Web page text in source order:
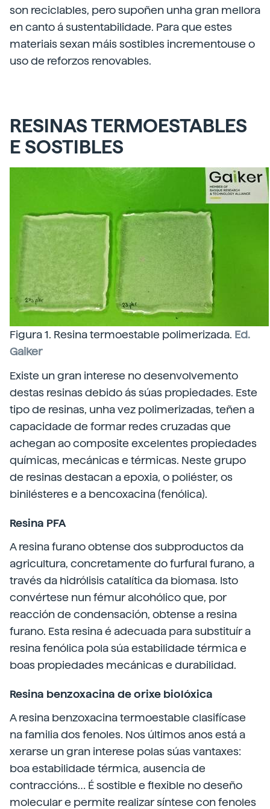
son reciclables, pero supoñen unha gran mellora
en canto á sustentabilidade. Para que estes
materiais sexan máis sostibles incrementouse o
uso de reforzos renovables.
RESINAS TERMOESTABLES
E SOSTIBLES
Figura 1. Resina termoestable polimerizada. Ed.
Gaiker
Existe un gran interese no desenvolvemento
destas resinas debido ás súas propiedades. Este
tipo de resinas, unha vez polimerizadas, teñen a
capacidade de formar redes cruzadas que
achegan ao composite excelentes propiedades
químicas, mecánicas e térmicas. Neste grupo
de resinas destacan a epoxia, o poliéster, os
binilésteres e a bencoxacina (fenólica).
Resina PFA
A resina furano obtense dos subproductos da
agricultura, concretamente do furfural furano, a
través da hidrólisis catalítica da biomasa. Isto
convértese nun fémur alcohólico que, por
reacción de condensación, obtense a resina
furano. Esta resina é adecuada para substituír a
resina fenólica pola súa estabilidade térmica e
boas propiedades mecánicas e durabilidad.
Resina benzoxacina de orixe biolóxica
A resina benzoxacina termoestable clasifícase
na familia dos fenoles. Nos últimos anos está a
xerarse un gran interese polas súas vantaxes:
boa estabilidade térmica, ausencia de
contraccións… É sostible e flexible no deseño
molecular e permite realizar síntese con fenoles